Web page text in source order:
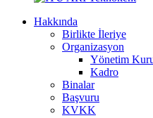
Hakkında
Birlikte İleriye
Organizasyon
Yönetim
Kadro
Binalar
Başvuru
KVKK